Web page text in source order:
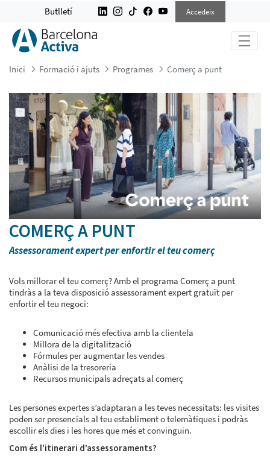
COMERÇ A PUNT
Butlletí Accedeix
Inici Formació i ajuts Programes Comerç a punt
COMERÇ A PUNT
Assessorament expert per enfortir el teu comerç
Vols millorar el teu comerç? Amb el programa Comerç a punt
tindràs a la teva disposició assessorament expert gratuït per
enfortir el teu negoci:
Comunicació més efectiva amb la clientela
Millora de la digitalització
Fórmules per augmentar les vendes
Anàlisi de la tresoreria
Recursos municipals adreçats al comerç
Les persones expertes s’adaptaran a les teves necessitats: les visites
poden ser presencials al teu establiment o telemàtiques i podràs
escollir els dies i les hores que més et convinguin.
Com és l’itinerari d’assessoraments?